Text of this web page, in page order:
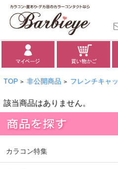
TOP > 非公開商品 > フレンチキャ
該当商品はありません。
カラコン特集